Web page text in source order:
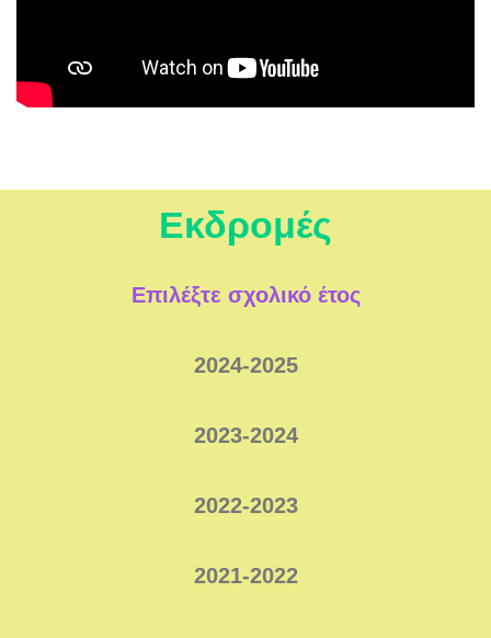
Εκδρομές
Επιλέξτε σχολικό έτος
2024-2025
2023-2024
2022-2023
2021-2022